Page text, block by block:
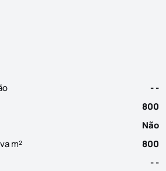
- -
800
Não
m²
800
- -